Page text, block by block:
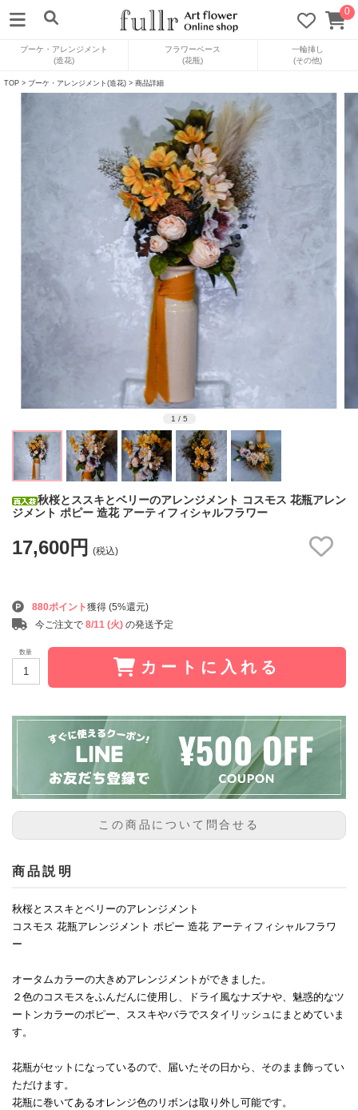
0
ブーケ・アレンジメント
(造花)
フラワーベース
(花瓶)
一輪挿し
(その他)
TOP > ブーケ・アレンジメント(造花) > 商品詳細
1 / 5
秋桜とススキとベリーのアレンジメント コスモス 花瓶アレン
ジメント ポピー 造花 アーティフィシャルフラワー
17,600円 (税込)
880ポイント獲得 (5%還元)
今ご注文で 8/11 (火)の発送予定
数量
カートに入れる
この商品について問合せる
商品説明
秋桜とススキとベリーのアレンジメント
コスモス 花瓶アレンジメント ポピー 造花 アーティフィシャルフラワ
ー
オータムカラーの大きめアレンジメントができました。
２色のコスモスをふんだんに使用し、ドライ風なナズナや、魅惑的なツ
ートンカラーのポピー、ススキやバラでスタイリッシュにまとめていま
す。
花瓶がセットになっているので、届いたその日から、そのまま飾ってい
ただけます。
花瓶に巻いてあるオレンジ色のリボンは取り外し可能です。